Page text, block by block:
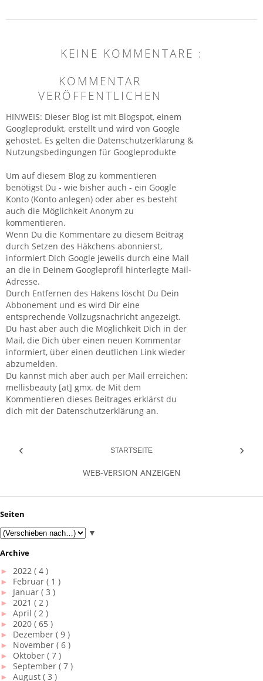
KEINE KOMMENTARE :
KOMMENTAR
VERÖFFENTLICHEN
HINWEIS: Dieser Blog ist mit Blogspot, einem
Googleprodukt, erstellt und wird von Google
gehostet. Es gelten die Datenschutzerklärung &
Nutzungsbedingungen für Googleprodukte
Um auf diesem Blog zu kommentieren
benötigst Du - wie bisher auch - ein Google
Konto (Konto anlegen) oder aber es besteht
auch die Möglichkeit Anonym zu
kommentieren.
Wenn Du die Kommentare zu diesem Beitrag
durch Setzen des Häkchens abonnierst,
informiert Dich Google jeweils durch eine Mail
an die in Deinem Googleprofil hinterlegte Mail-
Adresse.
Durch Entfernen des Hakens löscht Du Dein
Abbonement und es wird Dir eine
entsprechende Vollzugsnachricht angezeigt.
Du hast aber auch die Möglichkeit Dich in der
Mail, die Dich über einen neuen Kommentar
informiert, über einen deutlichen Link wieder
abzumelden.
Du kannst mich aber auch per Mail erreichen:
mellisbeauty [at] gmx. de Mit dem
Kommentieren dieses Beitrages erklärst du
dich mit der Datenschutzerklärung an.
‹ ›
STARTSEITE
WEB-VERSION ANZEIGEN
Seiten
▼
Archive
► 2022 ( 4 )
► Februar ( 1 )
► Januar ( 3 )
► 2021 ( 2 )
► April ( 2 )
► 2020 ( 65 )
► Dezember ( 9 )
► November ( 6 )
► Oktober ( 7 )
► September ( 7 )
► August ( 3 )